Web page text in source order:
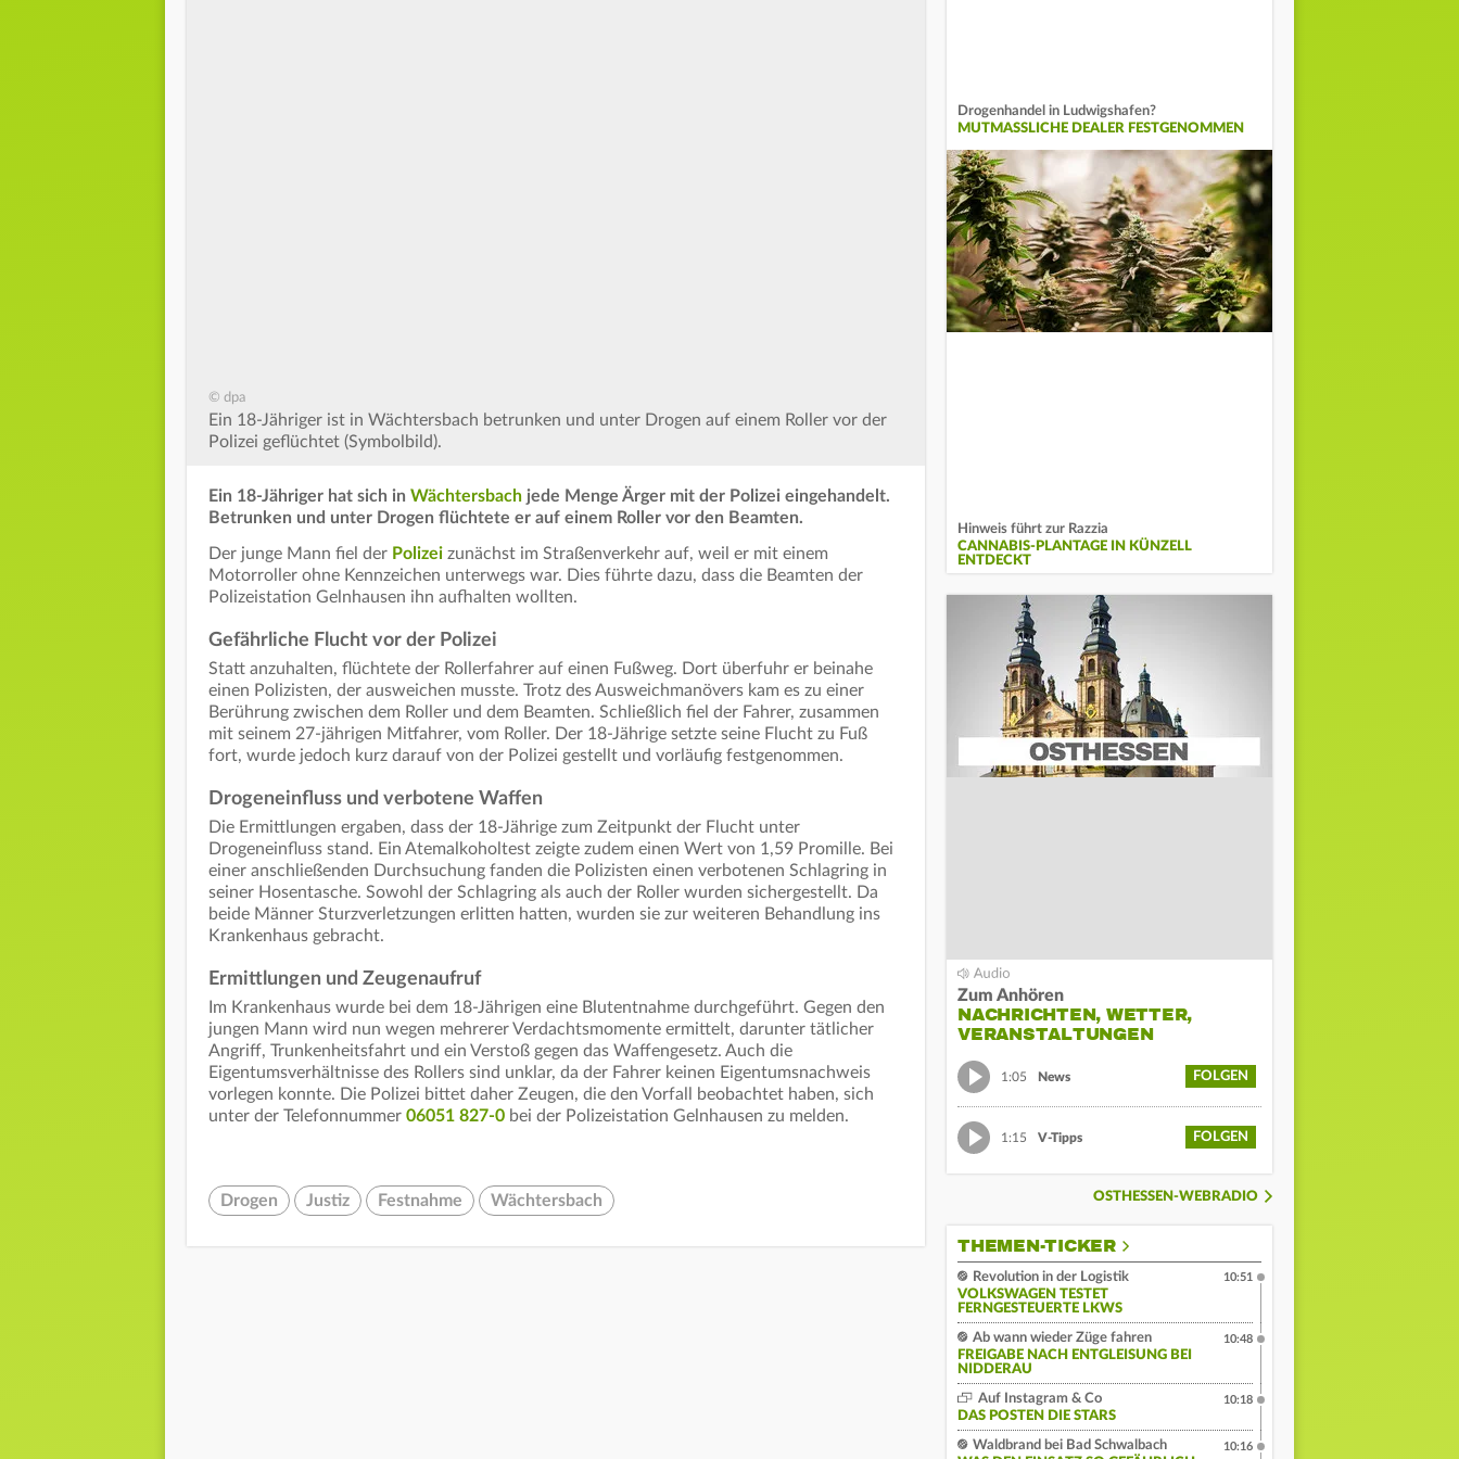
© dpa
Ein 18-Jähriger ist in Wächtersbach betrunken und unter Drogen auf einem Roller vor der
Polizei geflüchtet (Symbolbild).
Ein 18-Jähriger hat sich in Wächtersbach jede Menge Ärger mit der Polizei eingehandelt.
Betrunken und unter Drogen flüchtete er auf einem Roller vor den Beamten.
Der junge Mann fiel der Polizei zunächst im Straßenverkehr auf, weil er mit einem
Motorroller ohne Kennzeichen unterwegs war. Dies führte dazu, dass die Beamten der
Polizeistation Gelnhausen ihn aufhalten wollten.
Gefährliche Flucht vor der Polizei
Statt anzuhalten, flüchtete der Rollerfahrer auf einen Fußweg. Dort überfuhr er beinahe
einen Polizisten, der ausweichen musste. Trotz des Ausweichmanövers kam es zu einer
Berührung zwischen dem Roller und dem Beamten. Schließlich fiel der Fahrer, zusammen
mit seinem 27-jährigen Mitfahrer, vom Roller. Der 18-Jährige setzte seine Flucht zu Fuß
fort, wurde jedoch kurz darauf von der Polizei gestellt und vorläufig festgenommen.
Drogeneinfluss und verbotene Waffen
Die Ermittlungen ergaben, dass der 18-Jährige zum Zeitpunkt der Flucht unter
Drogeneinfluss stand. Ein Atemalkoholtest zeigte zudem einen Wert von 1,59 Promille. Bei
einer anschließenden Durchsuchung fanden die Polizisten einen verbotenen Schlagring in
seiner Hosentasche. Sowohl der Schlagring als auch der Roller wurden sichergestellt. Da
beide Männer Sturzverletzungen erlitten hatten, wurden sie zur weiteren Behandlung ins
Krankenhaus gebracht.
Ermittlungen und Zeugenaufruf
Im Krankenhaus wurde bei dem 18-Jährigen eine Blutentnahme durchgeführt. Gegen den
jungen Mann wird nun wegen mehrerer Verdachtsmomente ermittelt, darunter tätlicher
Angriff, Trunkenheitsfahrt und ein Verstoß gegen das Waffengesetz. Auch die
Eigentumsverhältnisse des Rollers sind unklar, da der Fahrer keinen Eigentumsnachweis
vorlegen konnte. Die Polizei bittet daher Zeugen, die den Vorfall beobachtet haben, sich
unter der Telefonnummer 06051 827-0 bei der Polizeistation Gelnhausen zu melden.
Drogen Justiz Festnahme Wächtersbach
Drogenhandel in Ludwigshafen?
MUTMASSLICHE DEALER FESTGENOMMEN
Hinweis führt zur Razzia
CANNABIS-PLANTAGE IN KÜNZELL
ENTDECKT
Zum Anhören
NACHRICHTEN, WETTER,
VERANSTALTUNGEN
1:05 News FOLGEN
1:15 V-Tipps FOLGEN
OSTHESSEN-WEBRADIO
THEMEN-TICKER
Revolution in der Logistik
VOLKSWAGEN TESTET
FERNGESTEUERTE LKWS
10:51
Ab wann wieder Züge fahren
FREIGABE NACH ENTGLEISUNG BEI
NIDDERAU
10:48
Auf Instagram & Co
DAS POSTEN DIE STARS
10:18
Waldbrand bei Bad Schwalbach
10:16